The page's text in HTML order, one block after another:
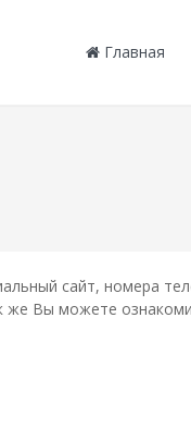
Главная
сайт, номера
же Вы можете